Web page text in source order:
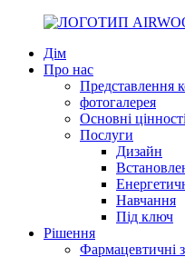
Дім
Про нас
Представлення
фотогалерея
Основні цінності
Послуги
Дизайн
Навчання
Під ключ
Рішення
Фармацевтичні